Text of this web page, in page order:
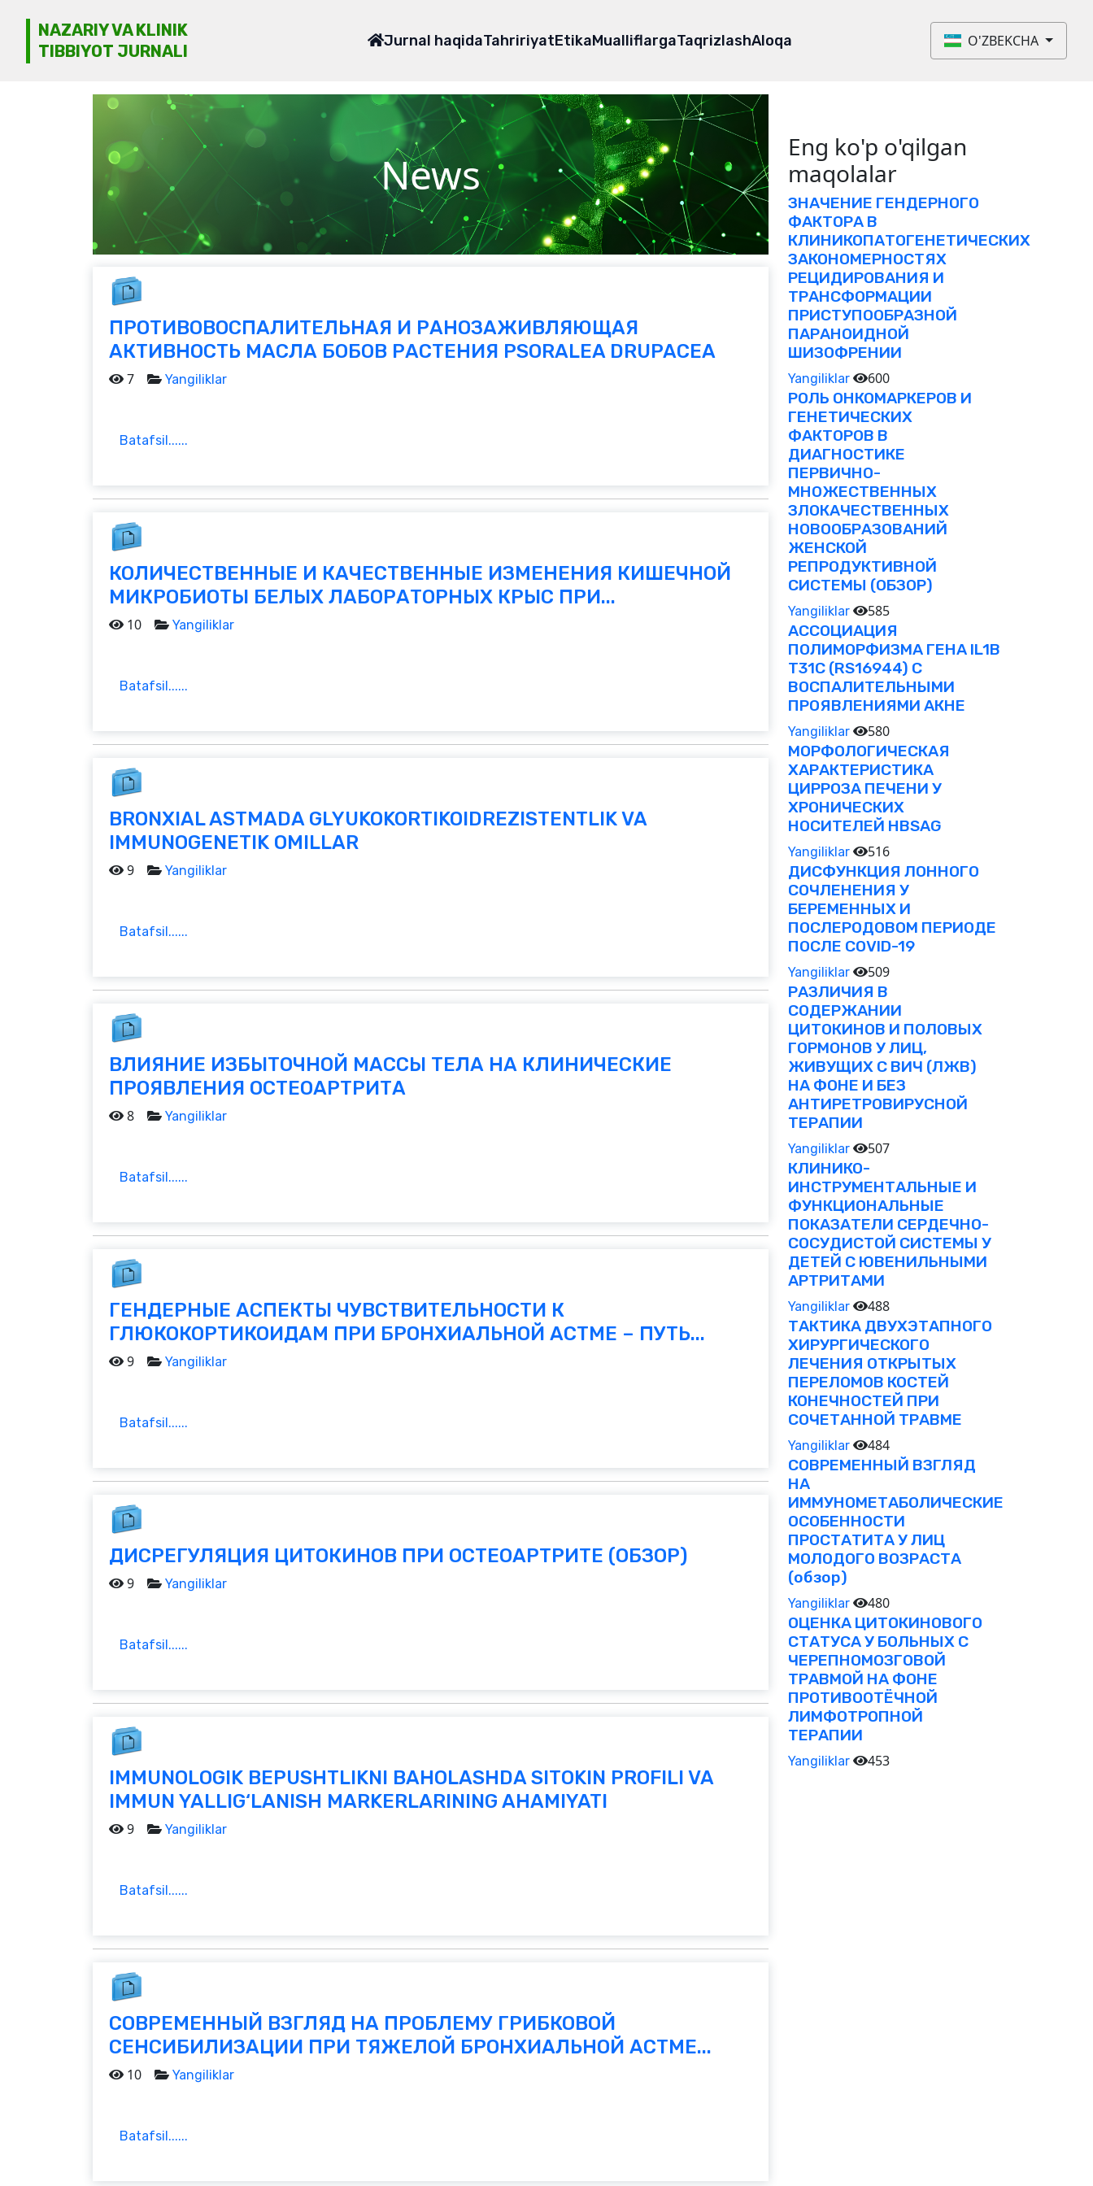
NAZARIY VA KLINIK
TIBBIYOT JURNALI
Jurnal haqidaTahririyatEtikaMualliflargaTaqrizlashAloqa O'ZBEKCHA
News
ПРОТИВОВОСПАЛИТЕЛЬНАЯ И РАНОЗАЖИВЛЯЮЩАЯ
АКТИВНОСТЬ МАСЛА БОБОВ РАСТЕНИЯ PSORALEA DRUPACEA
7 Yangiliklar
Batafsil......
КОЛИЧЕСТВЕННЫЕ И КАЧЕСТВЕННЫЕ ИЗМЕНЕНИЯ КИШЕЧНОЙ
МИКРОБИОТЫ БЕЛЫХ ЛАБОРАТОРНЫХ КРЫС ПРИ...
10 Yangiliklar
Batafsil......
BRONXIAL ASTMADA GLYUKOKORTIKOIDREZISTENTLIK VA
IMMUNOGENETIK OMILLAR
9 Yangiliklar
Batafsil......
ВЛИЯНИЕ ИЗБЫТОЧНОЙ МАССЫ ТЕЛА НА КЛИНИЧЕСКИЕ
ПРОЯВЛЕНИЯ ОСТЕОАРТРИТА
8 Yangiliklar
Batafsil......
ГЕНДЕРНЫЕ АСПЕКТЫ ЧУВСТВИТЕЛЬНОСТИ К
ГЛЮКОКОРТИКОИДАМ ПРИ БРОНХИАЛЬНОЙ АСТМЕ – ПУТЬ...
9 Yangiliklar
Batafsil......
ДИСРЕГУЛЯЦИЯ ЦИТОКИНОВ ПРИ ОСТЕОАРТРИТЕ (ОБЗОР)
9 Yangiliklar
Batafsil......
IMMUNOLOGIK BEPUSHTLIKNI BAHOLASHDA SITOKIN PROFILI VA
IMMUN YALLIG‘LANISH MARKERLARINING AHAMIYATI
9 Yangiliklar
Batafsil......
СОВРЕМЕННЫЙ ВЗГЛЯД НА ПРОБЛЕМУ ГРИБКОВОЙ
СЕНСИБИЛИЗАЦИИ ПРИ ТЯЖЕЛОЙ БРОНХИАЛЬНОЙ АСТМЕ...
10 Yangiliklar
Batafsil......
Eng ko'p o'qilgan
maqolalar
ЗНАЧЕНИЕ ГЕНДЕРНОГО
ФАКТОРА В
КЛИНИКОПАТОГЕНЕТИЧЕСКИХ
ЗАКОНОМЕРНОСТЯХ
РЕЦИДИРОВАНИЯ И
ТРАНСФОРМАЦИИ
ПРИСТУПООБРАЗНОЙ
ПАРАНОИДНОЙ
ШИЗОФРЕНИИ
Yangiliklar 600
РОЛЬ ОНКОМАРКЕРОВ И
ГЕНЕТИЧЕСКИХ
ФАКТОРОВ В
ДИАГНОСТИКЕ
ПЕРВИЧНО-
МНОЖЕСТВЕННЫХ
ЗЛОКАЧЕСТВЕННЫХ
НОВООБРАЗОВАНИЙ
ЖЕНСКОЙ
РЕПРОДУКТИВНОЙ
СИСТЕМЫ (ОБЗОР)
Yangiliklar 585
АССОЦИАЦИЯ
ПОЛИМОРФИЗМА ГЕНА IL1B
T31C (RS16944) С
ВОСПАЛИТЕЛЬНЫМИ
ПРОЯВЛЕНИЯМИ АКНЕ
Yangiliklar 580
МОРФОЛОГИЧЕСКАЯ
ХАРАКТЕРИСТИКА
ЦИРРОЗА ПЕЧЕНИ У
ХРОНИЧЕСКИХ
НОСИТЕЛЕЙ HBSAG
Yangiliklar 516
ДИСФУНКЦИЯ ЛОННОГО
СОЧЛЕНЕНИЯ У
БЕРЕМЕННЫХ И
ПОСЛЕРОДОВОМ ПЕРИОДЕ
ПОСЛЕ COVID-19
Yangiliklar 509
РАЗЛИЧИЯ В
СОДЕРЖАНИИ
ЦИТОКИНОВ И ПОЛОВЫХ
ГОРМОНОВ У ЛИЦ,
ЖИВУЩИХ С ВИЧ (ЛЖВ)
НА ФОНЕ И БЕЗ
АНТИРЕТРОВИРУСНОЙ
ТЕРАПИИ
Yangiliklar 507
КЛИНИКО-
ИНСТРУМЕНТАЛЬНЫЕ И
ФУНКЦИОНАЛЬНЫЕ
ПОКАЗАТЕЛИ СЕРДЕЧНО-
СОСУДИСТОЙ СИСТЕМЫ У
ДЕТЕЙ С ЮВЕНИЛЬНЫМИ
АРТРИТАМИ
Yangiliklar 488
ТАКТИКА ДВУХЭТАПНОГО
ХИРУРГИЧЕСКОГО
ЛЕЧЕНИЯ ОТКРЫТЫХ
ПЕРЕЛОМОВ КОСТЕЙ
КОНЕЧНОСТЕЙ ПРИ
СОЧЕТАННОЙ ТРАВМЕ
Yangiliklar 484
СОВРЕМЕННЫЙ ВЗГЛЯД
НА
ИММУНОМЕТАБОЛИЧЕСКИЕ
ОСОБЕННОСТИ
ПРОСТАТИТА У ЛИЦ
МОЛОДОГО ВОЗРАСТА
(обзор)
Yangiliklar 480
ОЦЕНКА ЦИТОКИНОВОГО
СТАТУСА У БОЛЬНЫХ С
ЧЕРЕПНОМОЗГОВОЙ
ТРАВМОЙ НА ФОНЕ
ПРОТИВООТЁЧНОЙ
ЛИМФОТРОПНОЙ
ТЕРАПИИ
Yangiliklar 453